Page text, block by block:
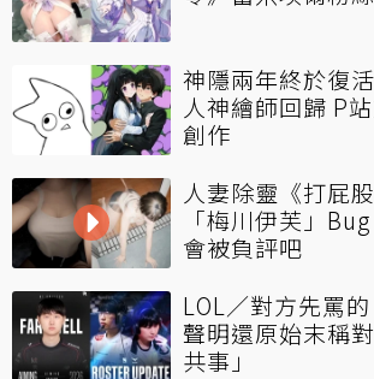
神隱兩年終於復
人神繪師回歸 P
創作
人妻除靈《打屁
「梅川伊芙」
會被負評吧
LOL／對方先罵
聲明還原始末稱
共事」